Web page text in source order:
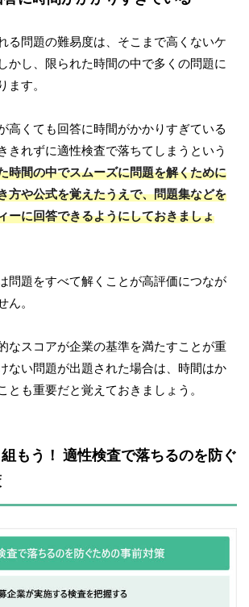
る問題の難易度は、そこまで高くないケ
かし、限られた時間の中で多くの問題に
ます。
高くても回答に時間がかかりすぎている
きれずに適性検査で落ちてしまうという
時間の中でスムーズに問題を解くために
方や公式を覚えたうえで、問題集などを
ーに回答できるようにしておきましょ
問題をすべて解くことが高評価につなが
ん。
なスコアが企業の基準を満たすことが重
ない問題が出題された場合は、時間はか
とも重要だと覚えておきましょう。
もう！ 適性検査で落ちるのを防ぐ